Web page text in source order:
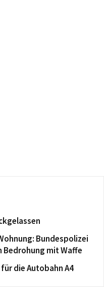
Bundespolizei
Bedrohung mit Waffe
die Autobahn A4